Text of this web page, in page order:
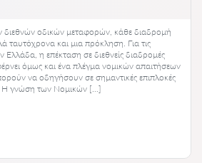
διεθνών οδικών μεταφορών, κάθε διαδρομή
ταυτόχρονα και μια πρόκληση. Για τις
Ελλάδα, η επέκταση σε διεθνείς διαδρομές
όμως και ένα πλέγμα νομικών απαιτήσεων
να οδηγήσουν σε σημαντικές επιπλοκές
Η γνώση των Νομικών […]